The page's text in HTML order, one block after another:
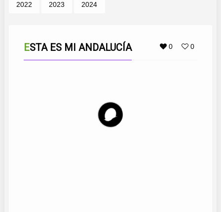
2022 2023 2024
0 0
ESTA ES MI ANDALUCÍA